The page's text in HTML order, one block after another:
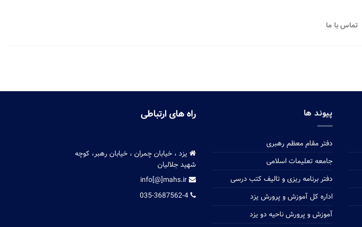
تماس با ما
پیوند ها
دفتر مقام معظم رهبری
جامعه تعلیمات اسلامی
دفتر برنامه ریزی و تالیف کتب درسی
اداره کل آموزش و پرورش یزد
آموزش و پرورش ناحیه دو یزد
راه های ارتباطی
یزد ، خیابان چمران ، خیابان رهبر، کوچه
شهید جلالیان